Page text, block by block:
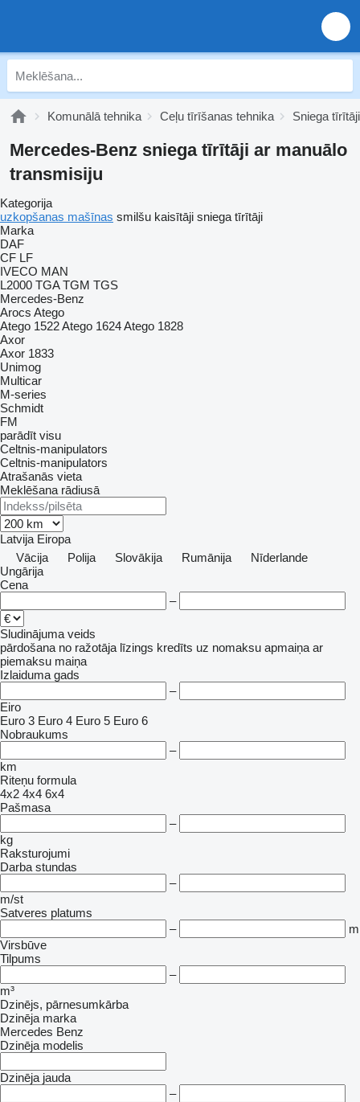
Komunālā tehnika Ceļu tīrīšanas tehnika Sniega tīrītāji
Mercedes-Benz sniega tīrītāji ar manuālo
transmisiju
Kategorija
uzkopšanas mašīnas smilšu kaisītāji sniega tīrītāji
Marka
DAF
CF LF
IVECO MAN
L2000 TGA TGM TGS
Mercedes-Benz
Arocs Atego
Atego 1522Atego 1624Atego 1828
Axor
Axor 1833
Unimog
Multicar
M-series
Schmidt
FM
parādīt visu
Celtnis-manipulators
Celtnis-manipulators
Atrašanās vieta
Meklēšana rādiusā
Latvija Eiropa
Vācija
Polija Slovākija Rumānija
Nīderlande
Ungārija
Cena
–
Sludinājuma veids
pārdošana no ražotāja līzings kredīts uz nomaksu apmaiņa ar
piemaksu maiņa
Izlaiduma gads
–
Eiro
Euro 3 Euro 4 Euro 5 Euro 6
Nobraukums
–
km
Riteņu formula
4x2 4x4 6x4
Pašmasa
–
kg
Raksturojumi
Darba stundas
–
m/st
Satveres platums
–
m
Virsbūve
Tilpums
–
m³
Dzinējs, pārnesumkārba
Dzinēja marka
Mercedes Benz
Dzinēja modelis
Dzinēja jauda
–